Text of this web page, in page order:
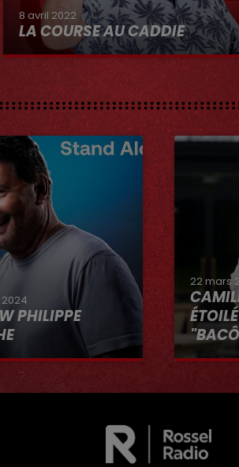
8 avril 2022
LA COURSE AU CADDIE
PHILIPPE
22 mars
Au